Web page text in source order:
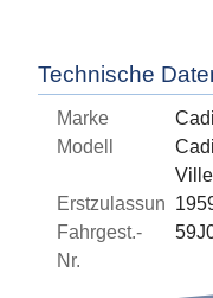
Technische
Marke
Modell
Ville
Erstzulassung
Fahrgest.-
Nr.